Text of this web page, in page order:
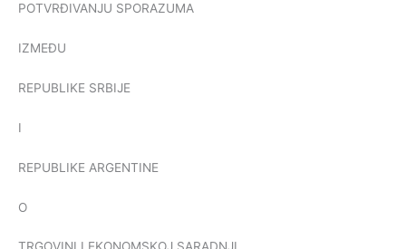
POTVRĐIVANJU SPORAZUMA
IZMEĐU
REPUBLIKE SRBIJE
I
REPUBLIKE ARGENTINE
O